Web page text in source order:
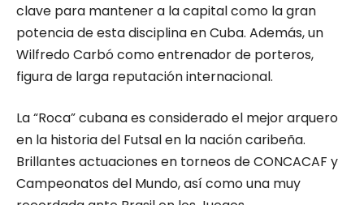
clave para mantener a la capital como la gran
potencia de esta disciplina en Cuba. Además, un
Wilfredo Carbó como entrenador de porteros,
figura de larga reputación internacional.
La “Roca” cubana es considerado el mejor arquero
en la historia del Futsal en la nación caribeña.
Brillantes actuaciones en torneos de CONCACAF y
Campeonatos del Mundo, así como una muy